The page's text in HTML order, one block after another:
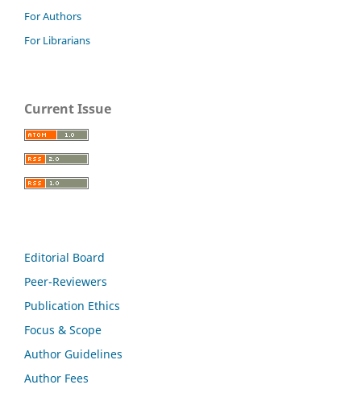
For Authors
For Librarians
Current Issue
Editorial Board
Peer-Reviewers
Publication Ethics
Focus & Scope
Author Guidelines
Author Fees